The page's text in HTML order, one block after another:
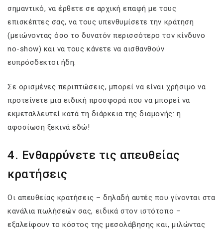
σημαντικό, να έρθετε σε αρχική επαφή με τους
επισκέπτες σας, να τους υπενθυμίσετε την κράτηση
(μειώνοντας όσο το δυνατόν περισσότερο τον κίνδυνο
no-show) και να τους κάνετε να αισθανθούν
ευπρόσδεκτοι ήδη.
Σε ορισμένες περιπτώσεις, μπορεί να είναι χρήσιμο να
προτείνετε μια ειδική προσφορά που να μπορεί να
εκμεταλλευτεί κατά τη διάρκεια της διαμονής: η
αφοσίωση ξεκινά εδώ!
4. Ενθαρρύνετε τις απευθείας
κρατήσεις
Οι απευθείας κρατήσεις – δηλαδή αυτές που γίνονται στα
κανάλια πωλήσεών σας, ειδικά στον ιστότοπο –
εξαλείφουν το κόστος της μεσολάβησης και, μιλώντας